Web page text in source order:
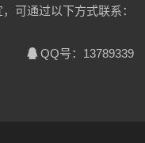
可通过以下方式联系：
QQ号：13789339